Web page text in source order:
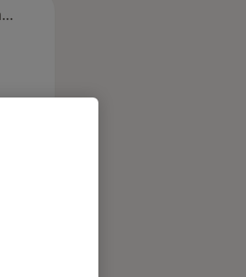
Segunda-feira